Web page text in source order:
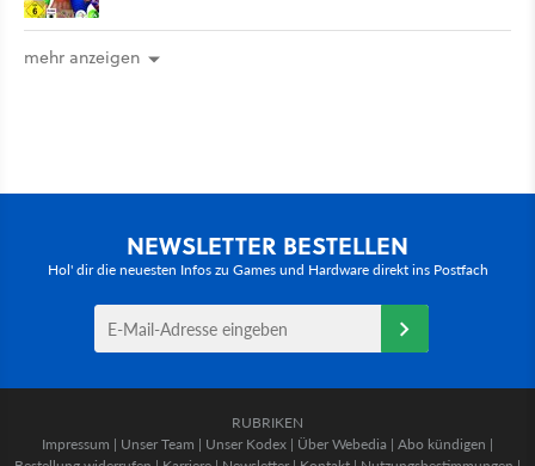
mehr anzeigen
NEWSLETTER BESTELLEN
Hol' dir die neuesten Infos zu Games und Hardware direkt ins Postfach
RUBRIKEN
Impressum | Unser Team | Unser Kodex | Über Webedia | Abo kündigen |